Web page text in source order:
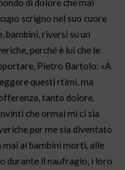
scrigno nel suo cuore
bambini, riversi su un
perché è lui che le
Pietro Bartolo: «A
questi rtimi, ma
tanto dolore.
che ormai mi ci sia
per me sia diventato
mai ai bambini morti, alle
durante il naufragio, i loro